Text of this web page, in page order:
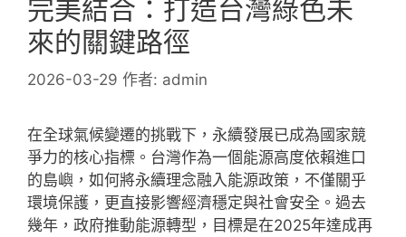
完美結合：打造台灣綠色未
來的關鍵路徑
2026-03-29 作者: admin
在全球氣候變遷的挑戰下，永續發展已成為國家競
爭力的核心指標。台灣作為一個能源高度依賴進口
的島嶼，如何將永續理念融入能源政策，不僅關乎
環境保護，更直接影響經濟穩定與社會安全。過去
幾年，政府推動能源轉型，目標是在2025年達成再